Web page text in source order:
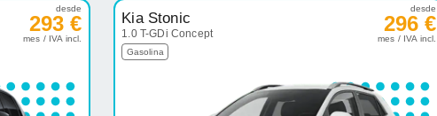
desde
293 €
mes / IVA incl.
Kia Stonic
1.0 T-GDi Concept
Gasolina
desde
296 €
mes / IVA incl.